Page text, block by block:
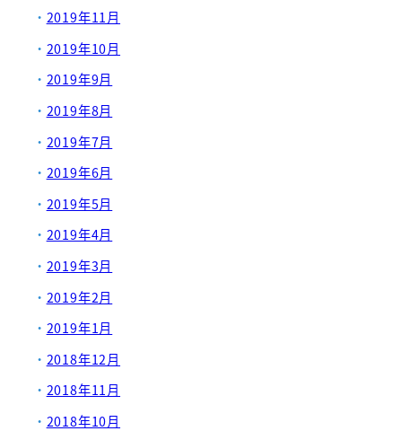
2019年11月
2019年10月
2019年9月
2019年8月
2019年7月
2019年6月
2019年5月
2019年4月
2019年3月
2019年2月
2019年1月
2018年12月
2018年11月
2018年10月